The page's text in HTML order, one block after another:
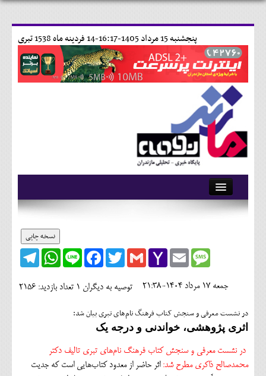
14 فردينه ماه 1538 تبری پنجشنبه 15 مرداد 1405-16:17-
آرشیو
وبلاگ
کلینیک
حقوقی
محیط زیست و گردشگری
نسخه چاپی
Telegram
WhatsApp Line
FacebookTwitterGmailYahoo
Mail
EmailMessage
تعداد بازدید: 2156 توصیه به دیگران 1 جمعه 17 مرداد 1404-21:38
در نشست معرفی و سنجش کتاب فرهنگ نام‌های تبری بیان شد:
اثری پژوهشی، خواندنی و درجه یک
در نشست معرفی و سنجش کتاب فرهنگ نام‌های تبری تالیف دکتر
محمدصالح ذاکری مطرح شد: اثر حاضر از معدود کتاب‌هایی است که جدیت